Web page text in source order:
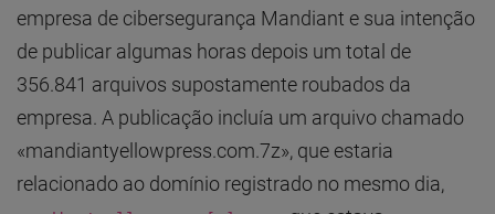
empresa de cibersegurança Mandiant e sua intenção
de publicar algumas horas depois um total de
356.841 arquivos supostamente roubados da
empresa. A publicação incluía um arquivo chamado
«mandiantyellowpress.com.7z», que estaria
relacionado ao domínio registrado no mesmo dia,